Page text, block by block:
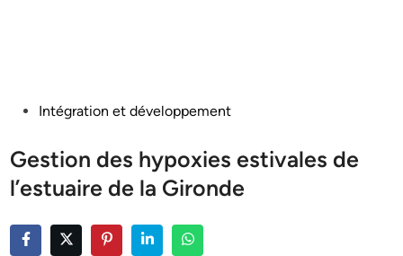
PostedIntégration et développement
Gestion des hypoxies estivales de
l’estuaire de la Gironde